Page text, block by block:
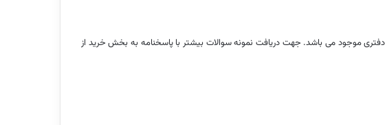
موجود می باشد. جهت دریافت نمونه سوالات بیشتر با پاسخنامه به بخش خرید از